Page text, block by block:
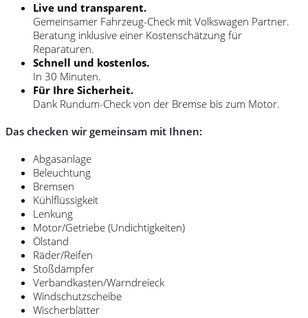
Live und transparent.
Gemeinsamer Fahrzeug-Check mit Volkswagen Partner.
Beratung inklusive einer Kostenschätzung für
Reparaturen.
Schnell und kostenlos.
In 30 Minuten.
Für Ihre Sicherheit.
Dank Rundum-Check von der Bremse bis zum Motor.
Das checken wir gemeinsam mit Ihnen:
Abgasanlage
Beleuchtung
Bremsen
Kühlflüssigkeit
Lenkung
Motor/Getriebe (Undichtigkeiten)
Ölstand
Räder/Reifen
Stoßdämpfer
Verbandkasten/Warndreieck
Windschutzscheibe
Wischerblätter